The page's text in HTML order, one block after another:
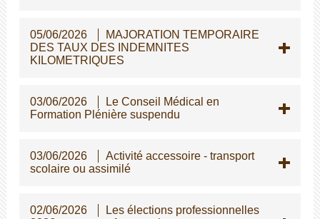
05/06/2026
MAJORATION TEMPORAIRE
DES TAUX DES INDEMNITES
KILOMETRIQUES
03/06/2026
Le Conseil Médical en
Formation Plénière suspendu
03/06/2026
Activité accessoire - transport
scolaire ou assimilé
02/06/2026
Les élections professionnelles